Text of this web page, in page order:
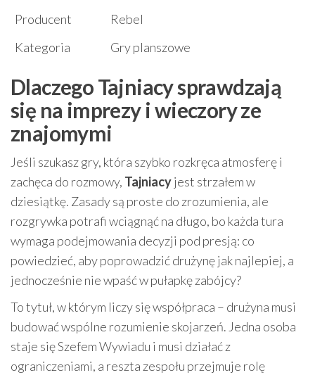
Producent
Rebel
Kategoria
Gry planszowe
Dlaczego Tajniacy sprawdzają
się na imprezy i wieczory ze
znajomymi
Jeśli szukasz gry, która szybko rozkręca atmosferę i
zachęca do rozmowy, Tajniacyjest strzałem w
dziesiątkę. Zasady są proste do zrozumienia, ale
rozgrywka potrafi wciągnąć na długo, bo każda tura
wymaga podejmowania decyzji pod presją: co
powiedzieć, aby poprowadzić drużynę jak najlepiej, a
jednocześnie nie wpaść w pułapkę zabójcy?
To tytuł, w którym liczy się współpraca – drużyna musi
budować wspólne rozumienie skojarzeń. Jedna osoba
staje się Szefem Wywiadu i musi działać z
ograniczeniami, a reszta zespołu przejmuje rolę